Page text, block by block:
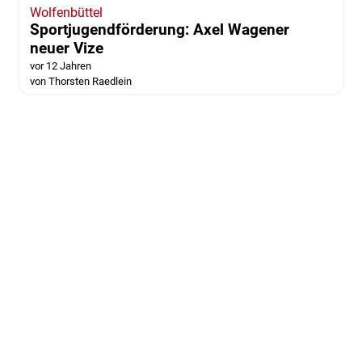
Wolfenbüttel
Sportjugendförderung: Axel Wagener
neuer Vize
vor 12 Jahren
von Thorsten Raedlein